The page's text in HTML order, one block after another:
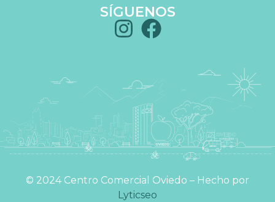
SÍGUENOS
©️ 2024 Centro Comercial Oviedo – Hecho por
Lyticseo